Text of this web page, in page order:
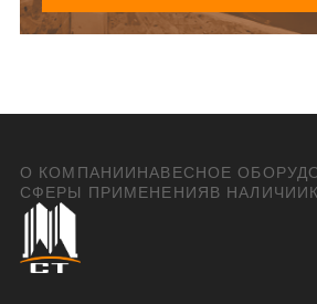
О КОМПАНИИНАВЕСНОЕ
СФЕРЫ ПРИМЕНЕНИЯВ НАЛИЧИИ